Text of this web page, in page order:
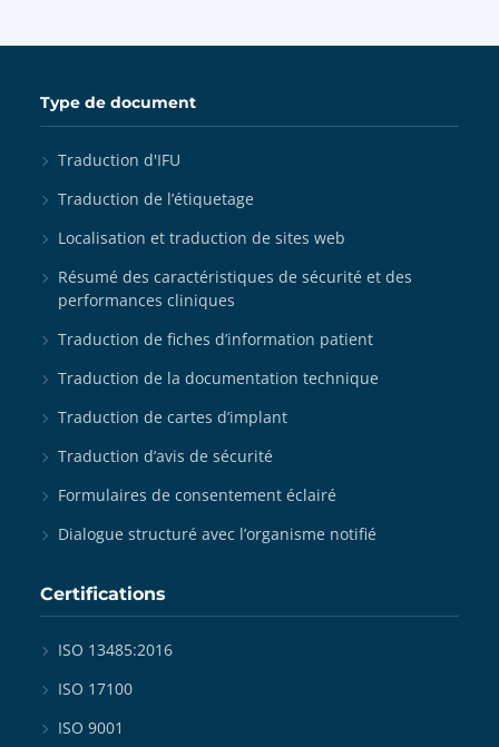
Type de document
Traduction d'IFU
Traduction de l’étiquetage
Localisation et traduction de sites web
Résumé des caractéristiques de sécurité et des
performances cliniques
Traduction de fiches d’information patient
Traduction de la documentation technique
Traduction de cartes d’implant
Traduction d’avis de sécurité
Formulaires de consentement éclairé
Dialogue structuré avec l’organisme notifié
Certifications
ISO 13485:2016
ISO 17100
ISO 9001